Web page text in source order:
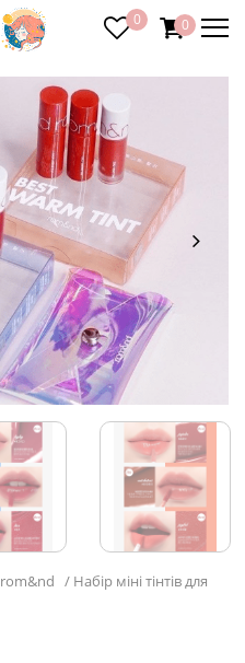
0 0
rom&nd / Набір міні тінтів для